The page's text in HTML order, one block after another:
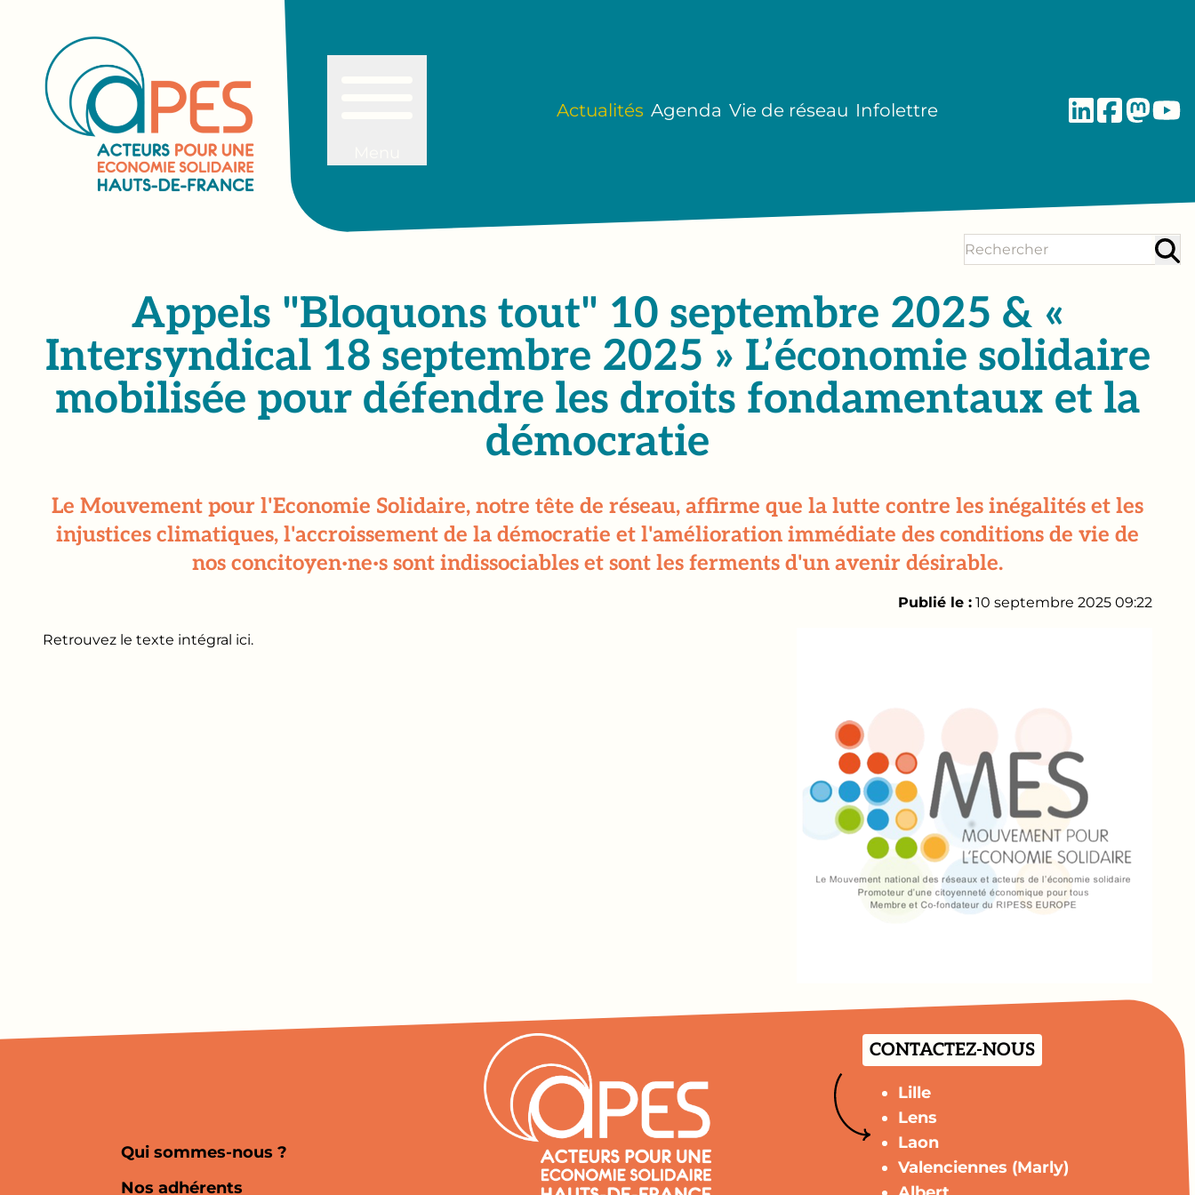
Actualités Agenda Vie de réseau Infolettre
Appels "Bloquons tout" 10 septembre 2025 & «
Intersyndical 18 septembre 2025 » L’économie solidaire
mobilisée pour défendre les droits fondamentaux et la
démocratie
Le Mouvement pour l'Economie Solidaire, notre tête de réseau, affirme que la lutte contre les inégalités et les
injustices climatiques, l'accroissement de la démocratie et l'amélioration immédiate des conditions de vie de
nos concitoyen·ne·s sont indissociables et sont les ferments d'un avenir désirable.
Publié le : 10 septembre 2025 09:22
Retrouvez le texte intégral ici.
Qui sommes-nous ?
Nos adhérents
CONTACTEZ-NOUS
Lille
Lens
Laon
Valenciennes (Marly)